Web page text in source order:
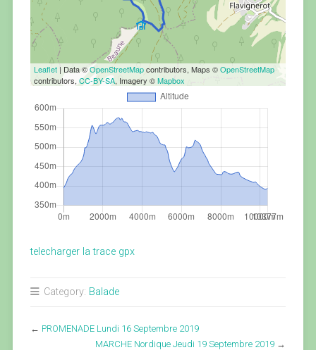
Leaflet| Data ©OpenStreetMapcontributors, Maps ©OpenStreetMap
contributors, CC-BY-SA, Imagery ©Mapbox
telecharger la trace gpx
Category: Balade
← PROMENADE Lundi 16 Septembre 2019
MARCHE Nordique Jeudi 19 Septembre 2019 →